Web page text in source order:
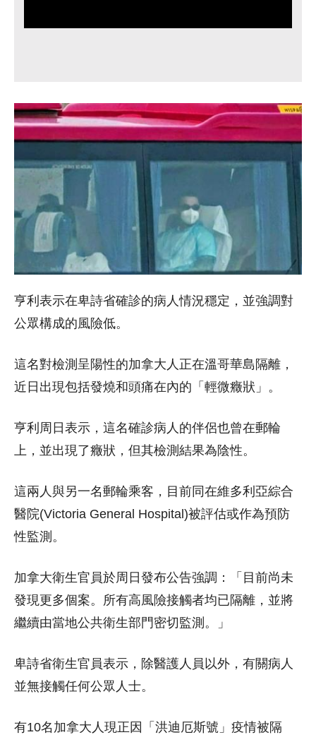
亨利表示在卑詩省確診的病人情況穩定，並強調對
公眾構成的風險低。
這名對檢測呈陽性的加拿大人正在溫哥華島隔離，
近日出現包括發燒和頭痛在內的「輕微癥狀」。
亨利周日表示，這名確診病人的伴侶也曾在郵輪
上，並出現了癥狀，但其檢測結果為陰性。
這兩人與另一名郵輪乘客，目前同在維多利亞綜合
醫院(Victoria General Hospital)被評估或作為預防
性監測。
加拿大衛生官員於周日發布公告強調：「目前尚未
發現更多個案。所有高風險接觸者均已隔離，並將
繼續由當地公共衛生部門密切監測。」
卑詩省衛生官員表示，除醫護人員以外，有關病人
並無接觸任何公眾人士。
有10名加拿大人現正因「洪迪厄斯號」疫情被隔